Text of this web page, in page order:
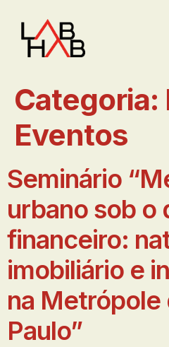
Categoria:
Eventos
Seminário
urbano sob o
financeiro:
imobiliário e
na Metrópole
Paulo”